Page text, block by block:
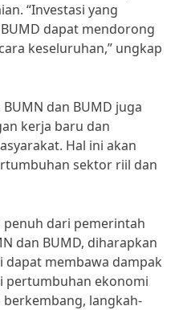
“Investasi yang
dapat mendorong
keseluruhan,” ungkap
dan BUMD juga
kerja baru dan
Hal ini akan
sektor riil dan
penuh dari pemerintah
dan BUMD, diharapkan
membawa dampak
pertumbuhan ekonomi
berkembang, langkah-